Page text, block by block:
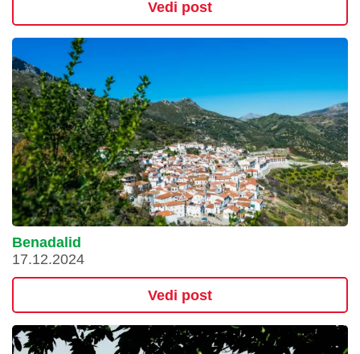
Vedi post
Benadalid
17.12.2024
Vedi post